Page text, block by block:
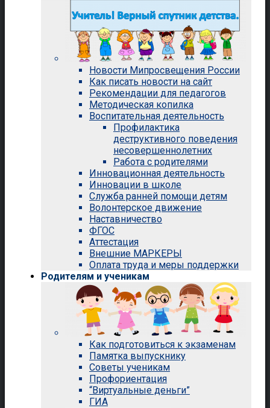
Новости Мипросвещения России
Как писать новости на сайт
Рекомендации для педагогов
Методическая копилка
Воспитательная деятельность
Профилактика
деструктивного поведения
несовершеннолетних
Работа с родителями
Инновационная деятельность
Инновации в школе
Служба ранней помощи детям
Волонтерское движение
Наставничество
ФГОС
Аттестация
Внешние МАРКЕРЫ
Оплата труда и меры поддержки
Родителям и ученикам
Как подготовиться к экзаменам
Памятка выпускнику
Советы ученикам
Профориентация
“Виртуальные деньги”
ГИА